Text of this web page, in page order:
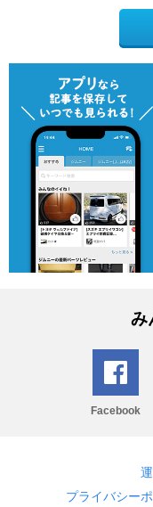
み
Facebook
プライバシー